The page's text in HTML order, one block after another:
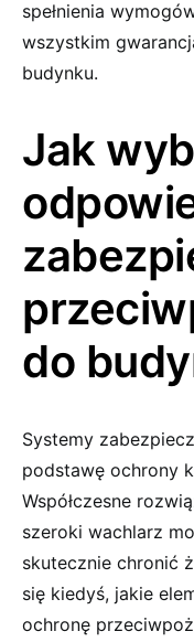
spełnienia
wszystkim
budynku.
Jak
do
Systemy
podstawę ochrony
Współczesne
szeroki wachlarz
skutecznie chronić
się kiedyś, jakie
ochronę